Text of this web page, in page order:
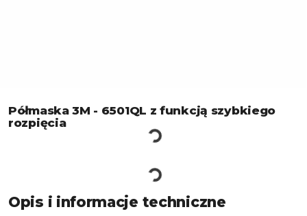
Półmaska 3M - 6501QL z funkcją szybkiego
rozpięcia
Opis i informacje techniczne